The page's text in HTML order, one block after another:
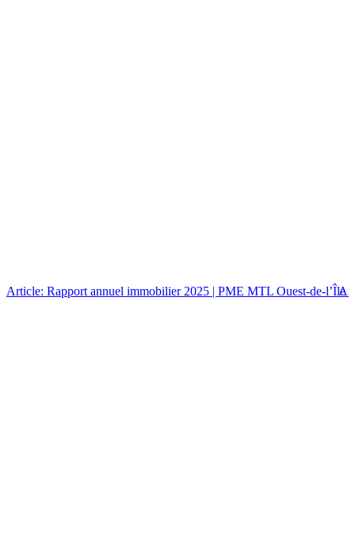
Article: Rapport annuel immobilier 2025 | PME MTL Ouest-de-l’Île